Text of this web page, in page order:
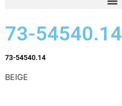
73-54540.14
73-54540.14
BEIGE